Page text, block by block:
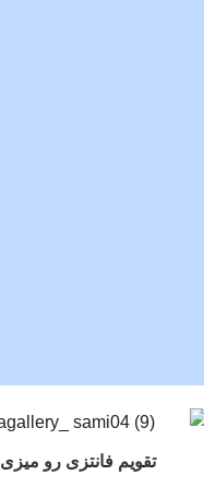
تقویم فانتزی رو میزی